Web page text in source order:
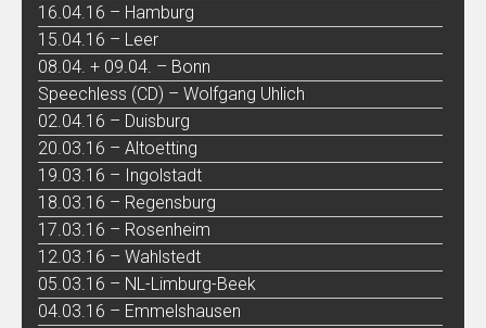
16.04.16 – Hamburg
15.04.16 – Leer
08.04. + 09.04. – Bonn
Speechless (CD) – Wolfgang Uhlich
02.04.16 – Duisburg
20.03.16 – Altoetting
19.03.16 – Ingolstadt
18.03.16 – Regensburg
17.03.16 – Rosenheim
12.03.16 – Wahlstedt
05.03.16 – NL-Limburg-Beek
04.03.16 – Emmelshausen